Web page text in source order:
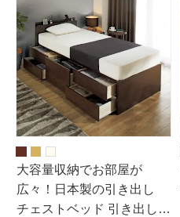
大容量収納でお部屋が
広々！日本製の引き出し
チェストベッド 引き出し収